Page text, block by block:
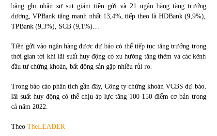
băng ghi nhận sự sụt giảm tiền gửi và 21 ngân hàng tăng trưởng
dương, VPBank tăng mạnh nhất 13,4%, tiếp theo là HDBank (9,9%),
TPBank (9,3%), SCB (9,1%)…
Tiền gửi vào ngân hàng được dự báo có thể tiếp tục tăng trưởng trong
thời gian tới khi lãi suất huy động có xu hướng tăng thêm và các kênh
đầu tư chứng khoán, bất động sản gặp nhiều rủi ro.
Trong báo cáo phân tích gần đây, Công ty chứng khoán VCBS dự báo,
lãi suất huy động có thể chịu áp lực tăng 100-150 điểm cơ bản trong
cả năm 2022.
Theo TheLEADER